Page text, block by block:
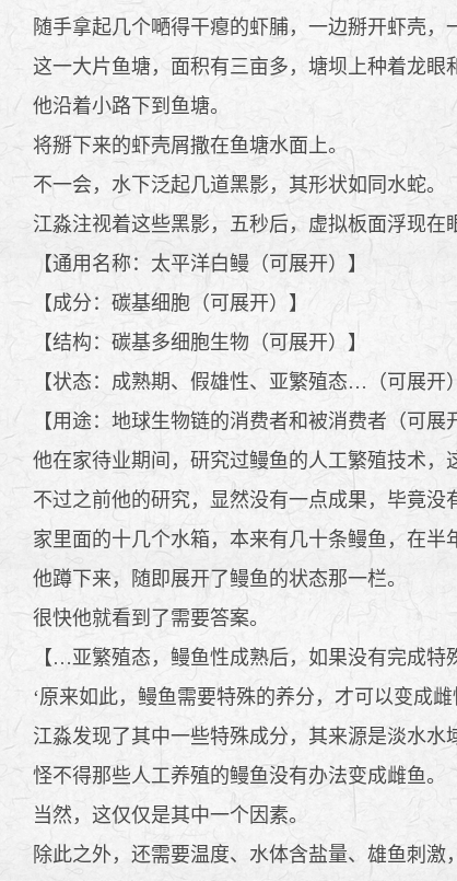
随手拿起几个嗮得干瘪的虾脯，一边掰开虾壳，
这一大片鱼塘，面积有三亩多，塘坝上种着龙眼
他沿着小路下到鱼塘。
将掰下来的虾壳屑撒在鱼塘水面上。
不一会，水下泛起几道黑影，其形状如同水蛇。
江淼注视着这些黑影，五秒后，虚拟板面浮现在
【通用名称：太平洋白鳗（可展开）】
【成分：碳基细胞（可展开）】
【结构：碳基多细胞生物（可展开）】
【状态：成熟期、假雄性、亚繁殖态…（可展开
【用途：地球生物链的消费者和被消费者（可展
他在家待业期间，研究过鳗鱼的人工繁殖技术，
不过之前他的研究，显然没有一点成果，毕竟没
家里面的十几个水箱，本来有几十条鳗鱼，在半
他蹲下来，随即展开了鳗鱼的状态那一栏。
很快他就看到了需要答案。
【…亚繁殖态，鳗鱼性成熟后，如果没有完成特
‘原来如此，鳗鱼需要特殊的养分，才可以变成雌
江淼发现了其中一些特殊成分，其来源是淡水水
怪不得那些人工养殖的鳗鱼没有办法变成雌鱼。
当然，这仅仅是其中一个因素。
除此之外，还需要温度、水体含盐量、雄鱼刺激